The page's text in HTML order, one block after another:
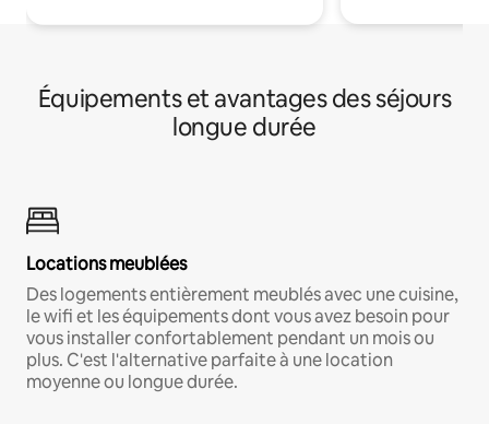
Équipements et avantages des séjours
longue durée
Locations meublées
Des logements entièrement meublés avec une cuisine,
le wifi et les équipements dont vous avez besoin pour
vous installer confortablement pendant un mois ou
plus. C'est l'alternative parfaite à une location
moyenne ou longue durée.